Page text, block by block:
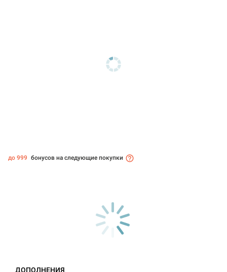
до 999 бонусов на следующие покупки
ДОПОЛНЕНИЯ